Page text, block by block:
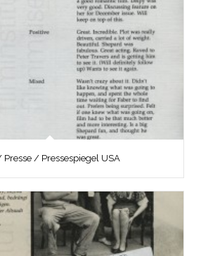
Presse / Pressespiegel USA